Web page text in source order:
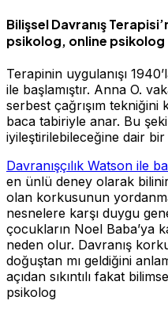
Bilişsel Davranış
psikolog, online psikolog
Terapinin uygulanışı
ile başlamıştır. Anna O.
serbest çağrışım tekniğini
baca tabiriyle anar. Bu
iyileştirilebileceğine dair bir
Davranışçılık Watson ile
en ünlü deney olarak
olan korkusunun
nesnelere karşı duygu
çocukların Noel Baba’ya
neden olur. Davranış
doğuştan mı geldiğini
açıdan sıkıntılı fakat
psikolog